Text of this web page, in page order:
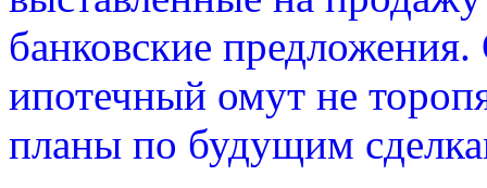
банковские
ипотечный омут не
планы по будущим